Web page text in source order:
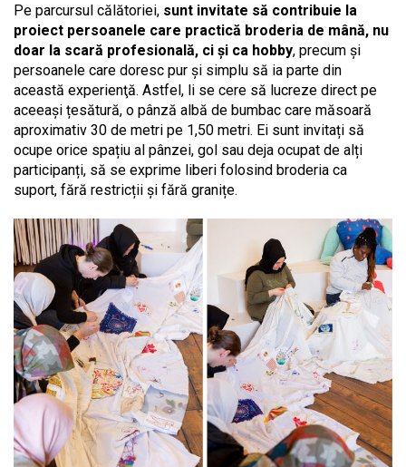
Pe parcursul călătoriei, sunt invitate să contribuie la
proiect persoanele care practică broderia de mână, nu
doar la scară profesională, ci și ca hobby, precum și
persoanele care doresc pur și simplu să ia parte din
această experienţă. Astfel, li se cere să lucreze direct pe
aceeași țesătură, o pânză albă de bumbac care măsoară
aproximativ 30 de metri pe 1,50 metri. Ei sunt invitați să
ocupe orice spațiu al pânzei, gol sau deja ocupat de alți
participanți, să se exprime liberi folosind broderia ca
suport, fără restricții și fără granițe.